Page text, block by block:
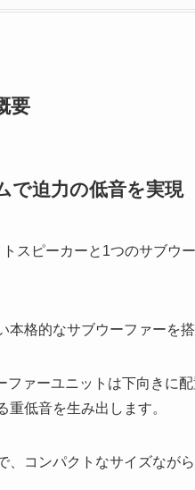
要
で迫力の低音を実現
スピーカーと1つのサブウ
格的なサブウーファーを
ァーユニットは下向きに
低音を生み出します。
、コンパクトなサイズなが